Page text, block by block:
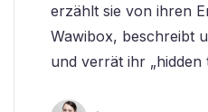
erzählt sie von ihren
Wawibox, beschreibt
und verrät ihr „hidden